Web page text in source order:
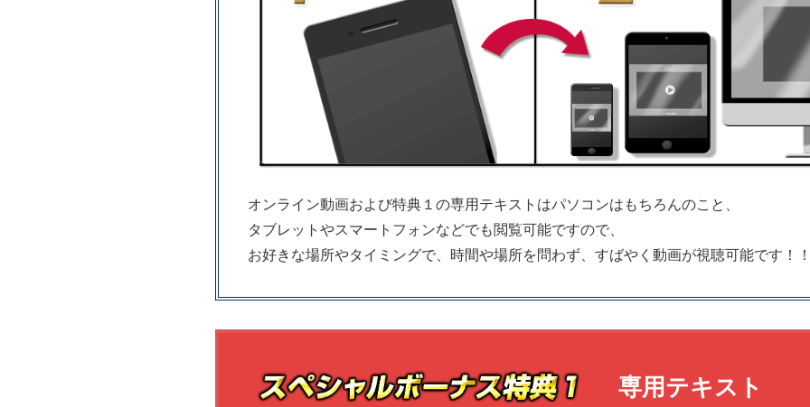
オンライン動画および特典１の専用テキストはパソコンはもちろんのこと、
タブレットやスマートフォンなどでも閲覧可能ですので、
お好きな場所やタイミングで、時間や場所を問わず、すばやく動画が視聴可能です！
専用テキスト